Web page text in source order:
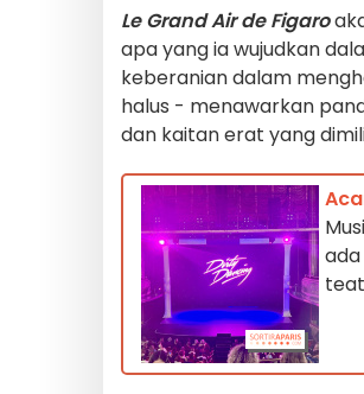
Le Grand Air de Figaro
apa yang ia wujudkan
keberanian dalam
halus - menawarkan
dan kaitan erat yang